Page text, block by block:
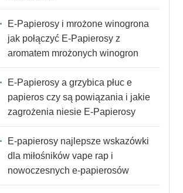
E-Papierosy i mrożone winogrona
jak połączyć E-Papierosy z
aromatem mrożonych winogron
E-Papierosy a grzybica płuc e
papieros czy są powiązania i jakie
zagrożenia niesie E-Papierosy
E-papierosy najlepsze wskazówki
dla miłośników vape rap i
nowoczesnych e-papierosów